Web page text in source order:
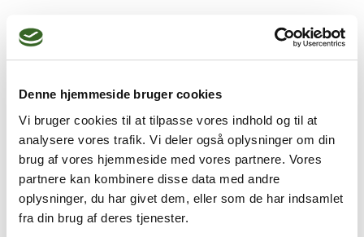
Denne hjemmeside bruger cookies
Vi bruger cookies til at tilpasse vores indhold og til at
analysere vores trafik. Vi deler også oplysninger om din
brug af vores hjemmeside med vores partnere. Vores
partnere kan kombinere disse data med andre
oplysninger, du har givet dem, eller som de har indsamlet
fra din brug af deres tjenester.
Læs mere om mig på
Jeg kan hjælpe dig med
Angst, Depression, Fobier,
Lavt selvværd, Stress